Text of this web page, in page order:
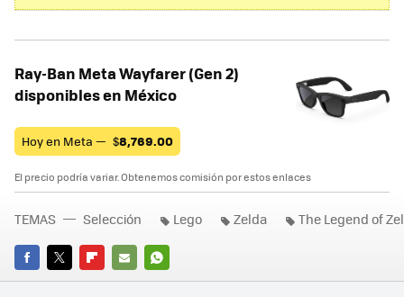
Ray-Ban Meta Wayfarer (Gen 2)
disponibles en México
Hoy en Meta — $8,769.00
El precio podría variar. Obtenemos comisión por estos enlaces
FACEBOOK
TWITTERFLIPBOARD
E-
WHATSAPP
TEMAS Selección Lego Zelda The Legend of